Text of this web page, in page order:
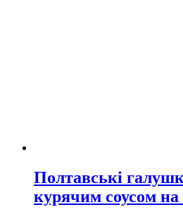
Полтавські
курячим соусом на